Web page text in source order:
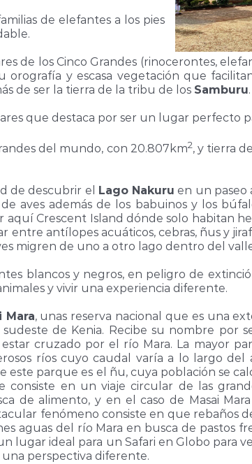
de elefantes a los pies
de los Cinco Grandes (rinocerontes,
y escasa vegetación que
de ser la tierra de la tribu de los Samburu.
que destaca por ser un lugar perfecto
del mundo, con 20.807km2, y tierra
de descubrir el Lago Nakuru en un paseo
aves además de los babuinos y los
aquí Crescent Island dónde solo habitan
antílopes acuáticos, cebras, ñus y
migren de uno a otro lago dentro del
blancos y negros, en peligro de
y vivir una experiencia diferente.
Mara, unas reserva nacional que es una
de Kenia. Recibe su nombre por
cruzado por el río Mara. La mayor
ríos cuyo caudal varía a lo largo
este parque es el ñu, cuya población se
consiste en un viaje circular de las
de alimento, y en el caso de Masai
fenómeno consiste en que rebaños
aguas del río Mara en busca de pastos
lugar ideal para un Safari en Globo para
una perspectiva diferente.